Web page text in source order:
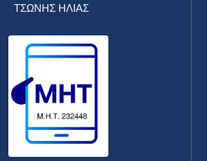
ΤΣΩΝΗΣ ΗΛΙΑΣ